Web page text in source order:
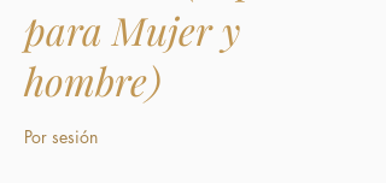
para Mujer y
hombre)
Por sesión